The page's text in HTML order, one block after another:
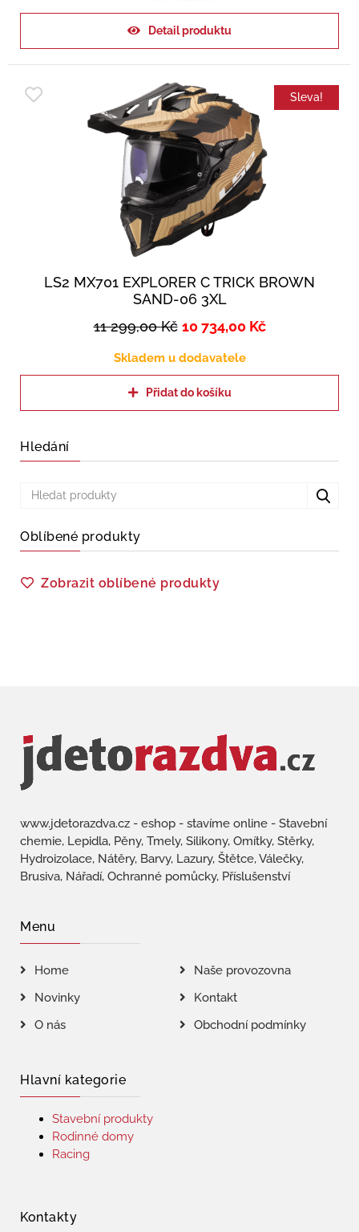
Detail produktu
Sleva!
LS2 MX701 EXPLORER C TRICK BROWN
SAND-06 3XL
11 299,00Kč 10 734,00 Kč
Skladem u dodavatele
Přidat do košíku
Hledání
Oblíbené produkty
Zobrazit oblíbené produkty
www.jdetorazdva.cz - eshop - stavíme online - Stavební
chemie, Lepidla, Pěny, Tmely, Silikony, Omítky, Stěrky,
Hydroizolace, Nátěry, Barvy, Lazury, Štětce, Válečky,
Brusiva, Nářadí, Ochranné pomůcky, Příslušenství
Menu
Home
Naše provozovna
Novinky
Kontakt
O nás
Obchodní podmínky
Hlavní kategorie
Stavební produkty
Rodinné domy
Racing
Kontakty